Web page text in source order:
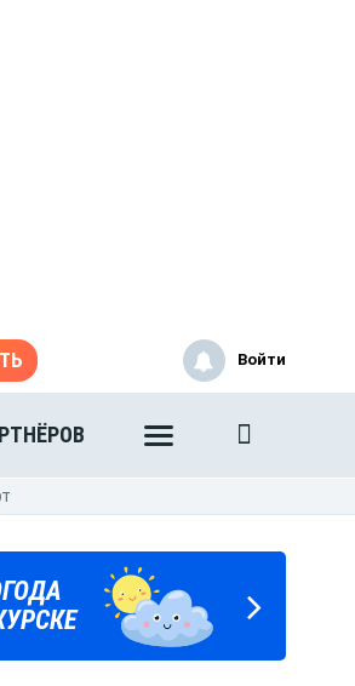
Войти
КАЖДЫЙ ДЕНЬ